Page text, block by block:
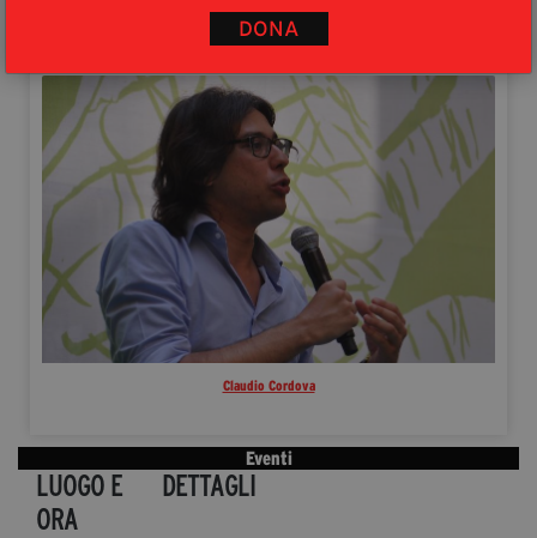
DONA
Autori
Claudio Cordova
Eventi
LUOGO E
ORA
DETTAGLI